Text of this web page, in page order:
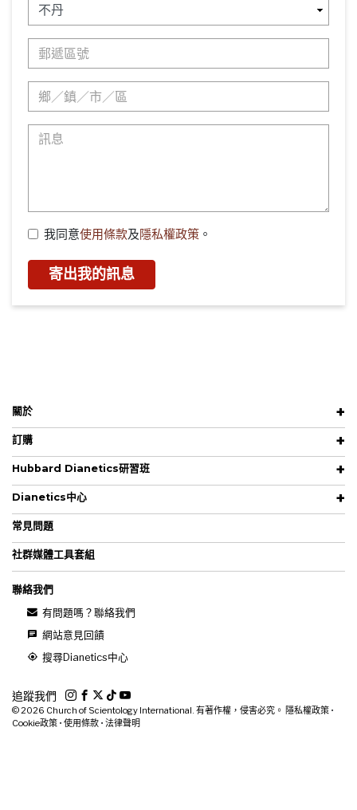
我同意使用條款及隱私權政策 。
寄出我的訊息
關於
訂購
Hubbard Dianetics研習班
Dianetics中心
常見問題
社群媒體工具套組
聯絡我們
有問題嗎？聯絡我們
網站意見回饋
搜尋Dianetics中心
追蹤我們
© 2026 Church of Scientology International. 有著作權，侵害必究。 隱私權政策 •
Cookie政策 • 使用條款 • 法律聲明